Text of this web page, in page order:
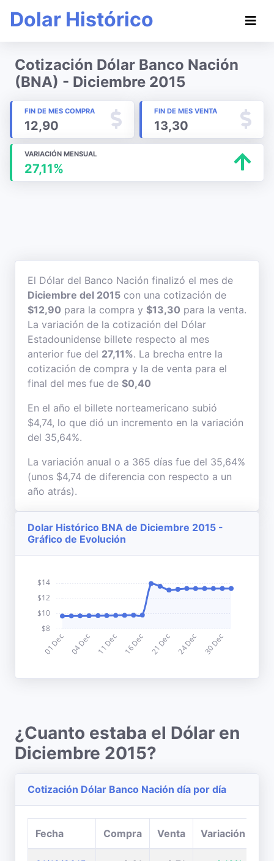
Dolar Histórico
Cotización Dólar Banco Nación
(BNA) - Diciembre 2015
FIN DE MES COMPRA
12,90
FIN DE MES VENTA
13,30
VARIACIÓN MENSUAL
27,11%
El Dólar del Banco Nación finalizó el mes de
Diciembre del 2015 con una cotización de
$12,90 para la compra y $13,30 para la venta.
La variación de la cotización del Dólar
Estadounidense billete respecto al mes
anterior fue del 27,11%. La brecha entre la
cotización de compra y la de venta para el
final del mes fue de $0,40
En el año el billete norteamericano subió
$4,74, lo que dió un incremento en la variación
del 35,64%.
La variación anual o a 365 días fue del 35,64%
(unos $4,74 de diferencia con respecto a un
año atrás).
Dolar Histórico BNA de Diciembre 2015 -
Gráfico de Evolución
¿Cuanto estaba el Dólar en
Diciembre 2015?
Cotización Dólar Banco Nación día por día
Fecha Compra Venta Variación